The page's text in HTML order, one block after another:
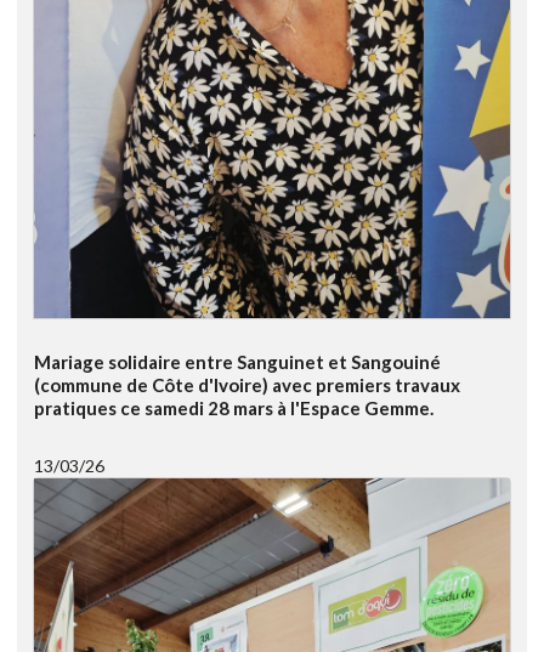
Mariage solidaire entre Sanguinet et Sangouiné
(commune de Côte d'Ivoire) avec premiers travaux
pratiques ce samedi 28 mars à l'Espace Gemme.
13/03/26